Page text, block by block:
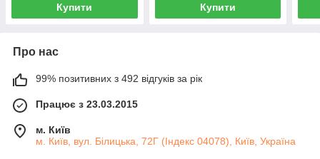
Купити Купити
Про нас
99% позитивних з 492 відгуків за рік
Працює з 23.03.2015
м. Київ
м. Київ, вул. Білицька, 72Г (Індекс 04078), Київ, Україна